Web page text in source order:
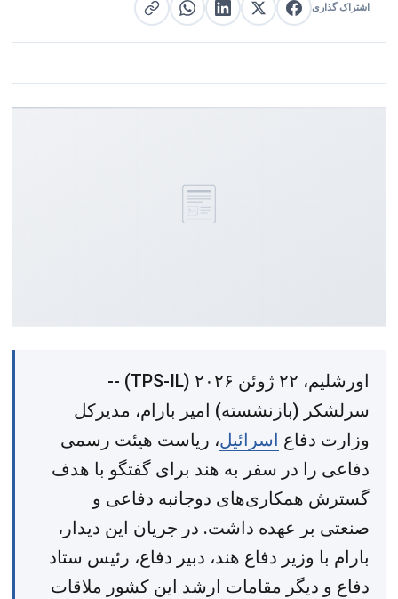
اشتراک گذاری اشتراک گذاری در فیس‌بوک
اشتراک گذاری در X
اشتراک گذاری در لینکدین
اشتراک گذاری در واتساپ
کپی لینک
اورشلیم، ۲۲ ژوئن ۲۰۲۶ (TPS-IL) --
سرلشکر (بازنشسته) امیر بارام، مدیرکل
وزارت دفاع
اسرائیل، ریاست هیئت رسمی
دفاعی را در سفر به هند برای گفتگو با هدف
گسترش همکاری‌های دوجانبه دفاعی و
صنعتی بر عهده داشت. در جریان این دیدار،
بارام با وزیر دفاع هند، دبیر دفاع، رئیس ستاد
دفاع و دیگر مقامات ارشد این کشور ملاقات